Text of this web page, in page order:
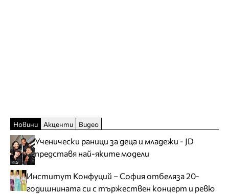
Новини Акценти Видео
Ученически раници за деца и младежи - JD
представя най-яките модели
Институт Конфуций – София отбеляза 20-
годишнината си с тържествен концерт и ревю